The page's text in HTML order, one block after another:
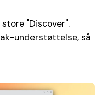
"Discover".
understøttelse, så